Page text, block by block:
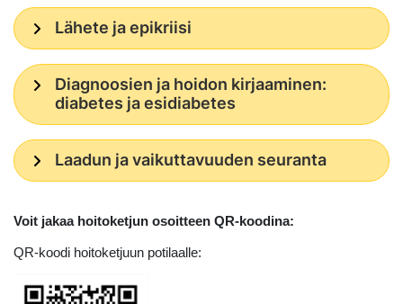
Lähete ja epikriisi
Diagnoosien ja hoidon kirjaaminen:
diabetes ja esidiabetes
Laadun ja vaikuttavuuden seuranta
Voit jakaa hoitoketjun osoitteen QR-koodina:
QR-koodi hoitoketjuun potilaalle: